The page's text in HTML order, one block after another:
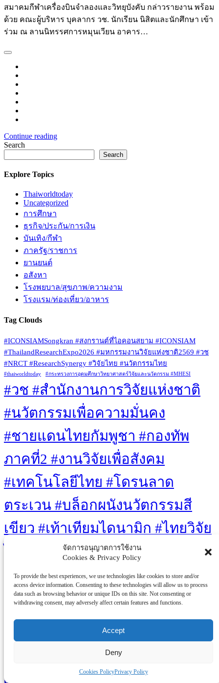
จัดการอนุญาตการใช้งาน
Cookies & Privacy Policy
To provide the best experiences, we use technologies like cookies to store and/or
access device information. Consenting to these technologies will allow us to process
data such as browsing behavior or unique IDs on this site. Not consenting or
withdrawing consent, may adversely affect certain features and functions.
Accept
Deny
Cookies PolicyPrivacy Policy
สมาคมกีฬาเครื่องบินจำลองและวิทยุบังคับ กล่าวรายงาน พร้อม
ด้วย คณะผู้บริหาร บุคลากร วช. นักเรียน นิสิตและนักศึกษา เข้า
ร่วม ณ ลานนิทรรศการหมุนเวียน อาคาร…
Continue reading
Search
Search
Explore Topics
Thaiworldtoday
Uncategorized
การศึกษา
ธุรกิจ/ประกัน/การเงิน
บันเทิง/กีฬา
ภาครัฐ/ราชการ
ยานยนต์
อสังหา
โรงพยบาล/สุขภาพ/ความงาม
โรงแรม/ท่องเที่ยว/อาหาร
Tag Clouds
#ICONSIAMSongkran #สงกรานต์ที่ไอคอนสยาม #ICONSIAM
#ThailandResearchExpo2026 #มหกรรมงานวิจัยแห่งชาติ2569 #วช
#NRCT #ResearchSynergy #วิจัยไทย #นวัตกรรมไทย
#thaiworldtoday #กระทรวงการอุดมศึกษาวิทยาศาสตร์วิจัยและนวัตกรรม #MHESI
#วช #สำนักงานการวิจัยแห่งชาติ
#นวัตกรรมเพื่อความมั่นคง
#ชายแดนไทยกัมพูชา #กองทัพ
ภาคที่2 #งานวิจัยเพื่อสังคม
#เทคโนโลยีไทย #โดรนลาด
ตระเวน #บล็อกผนังนวัตกรรมสี
เขียว #เท้าเทียมไดนามิก #ไทยวิจัย
Renewable Energy Sustainability Technology
Well-being
วช. หนุนนโยบาย Local Growth Engine ยกระดับทุเรียนต้น
แม่น้ำมูลโคราช ตั้ง 9 ศูนย์ชุมชนเกษตรรักษ์โลก ขับเคลื่อน
เกษตรด้วยวิจัยและนวัตกรรม